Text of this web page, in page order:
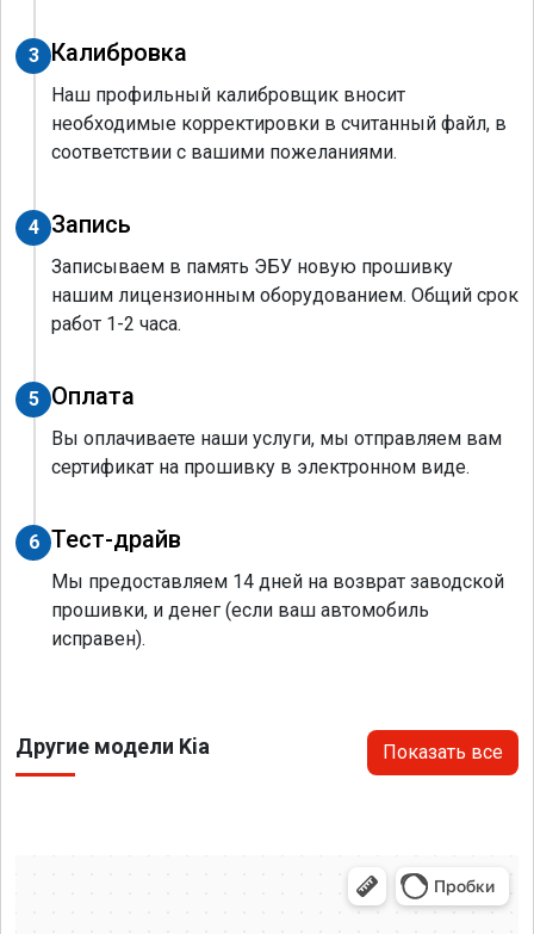
3 Калибровка
Наш профильный калибровщик вносит
необходимые корректировки в считанный файл, в
соответствии с вашими пожеланиями.
4 Запись
Записываем в память ЭБУ новую прошивку
нашим лицензионным оборудованием. Общий срок
работ 1-2 часа.
5 Оплата
Вы оплачиваете наши услуги, мы отправляем вам
сертификат на прошивку в электронном виде.
6 Тест-драйв
Мы предоставляем 14 дней на возврат заводской
прошивки, и денег (если ваш автомобиль
исправен).
Другие модели Kia Показать все